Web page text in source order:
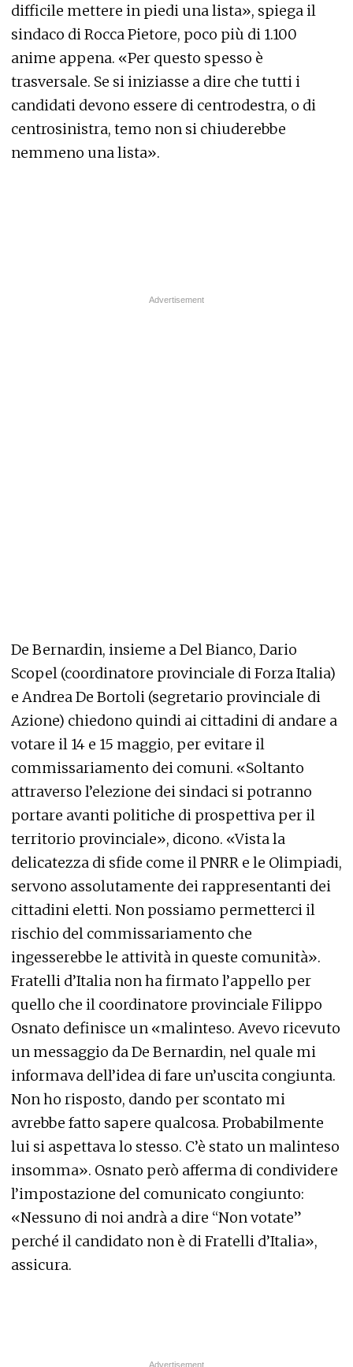
difficile mettere in piedi una lista», spiega il
sindaco di Rocca Pietore, poco più di 1.100
anime appena. «Per questo spesso è
trasversale. Se si iniziasse a dire che tutti i
candidati devono essere di centrodestra, o di
centrosinistra, temo non si chiuderebbe
nemmeno una lista».
De Bernardin, insieme a Del Bianco, Dario
Scopel (coordinatore provinciale di Forza Italia)
e Andrea De Bortoli (segretario provinciale di
Azione) chiedono quindi ai cittadini di andare a
votare il 14 e 15 maggio, per evitare il
commissariamento dei comuni. «Soltanto
attraverso l’elezione dei sindaci si potranno
portare avanti politiche di prospettiva per il
territorio provinciale», dicono. «Vista la
delicatezza di sfide come il PNRR e le Olimpiadi,
servono assolutamente dei rappresentanti dei
cittadini eletti. Non possiamo permetterci il
rischio del commissariamento che
ingesserebbe le attività in queste comunità».
Fratelli d’Italia non ha firmato l’appello per
quello che il coordinatore provinciale Filippo
Osnato definisce un «malinteso. Avevo ricevuto
un messaggio da De Bernardin, nel quale mi
informava dell’idea di fare un’uscita congiunta.
Non ho risposto, dando per scontato mi
avrebbe fatto sapere qualcosa. Probabilmente
lui si aspettava lo stesso. C’è stato un malinteso
insomma». Osnato però afferma di condividere
l’impostazione del comunicato congiunto:
«Nessuno di noi andrà a dire “Non votate”
perché il candidato non è di Fratelli d’Italia»,
assicura.